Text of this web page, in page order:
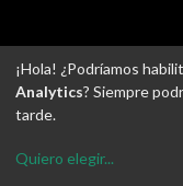
-Gastos de envío-
¡Hola! ¿Podríamos
Analytics? Siempre
tarde.
Quiero elegir...